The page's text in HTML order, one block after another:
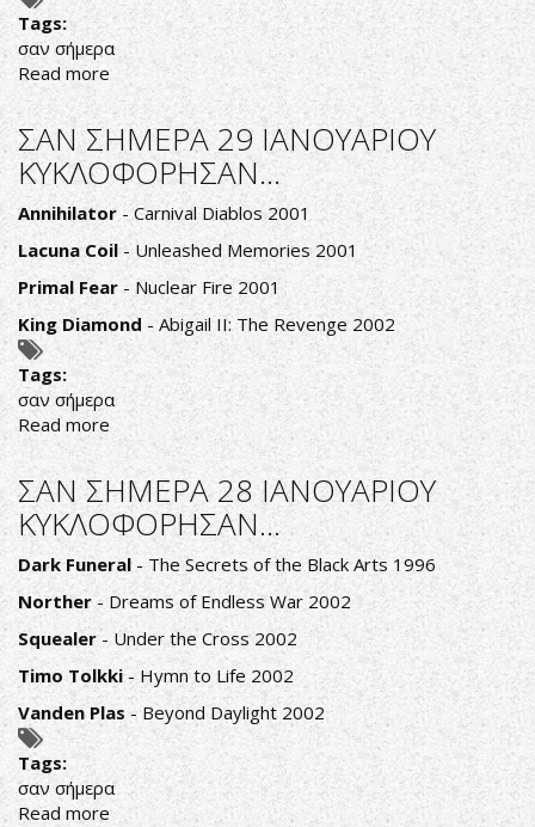
Tags:
σαν σήμερα
Read more about
ΣΑΝ
ΣΗΜΕΡΑ
30
ΙΑΝΟΥΑΡΙΟΥ
ΚΥΚΛΟΦΟΡΗΣΑΝ...
ΣΑΝ ΣΗΜΕΡΑ 29 ΙΑΝΟΥΑΡΙΟΥ
ΚΥΚΛΟΦΟΡΗΣΑΝ...
Annihilator- Carnival Diablos 2001
Lacuna Coil- Unleashed Memories 2001
Primal Fear- Nuclear Fire 2001
King Diamond - Abigail II: The Revenge 2002
Tags:
σαν σήμερα
Read moreabout
ΣΑΝ
ΣΗΜΕΡΑ
29
ΙΑΝΟΥΑΡΙΟΥ
ΚΥΚΛΟΦΟΡΗΣΑΝ...
ΣΑΝ ΣΗΜΕΡΑ 28 ΙΑΝΟΥΑΡΙΟΥ
ΚΥΚΛΟΦΟΡΗΣΑΝ...
Dark Funeral - The Secrets of the Black Arts 1996
Norther- Dreams of Endless War 2002
Squealer- Under the Cross 2002
Timo Tolkki- Hymn to Life 2002
Vanden Plas - Beyond Daylight 2002
Tags:
σαν σήμερα
Read more about